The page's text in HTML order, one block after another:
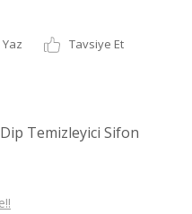
Tavsiye Et
Dip Temizleyici Sifon